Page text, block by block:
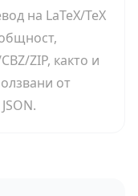
на LaTeX/TeX
ZIP, както и
от